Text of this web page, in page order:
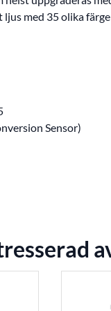
ljus med 35 olika
Sensor)